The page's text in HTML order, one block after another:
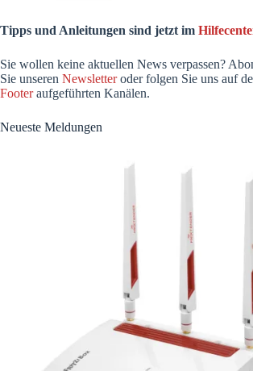
Tipps und Anleitungen sind jetzt im
Sie wollen keine aktuellen News verpassen?
Sie unseren Newsletteroder folgen Sie uns auf
Footeraufgeführten Kanälen.
Neueste Meldungen